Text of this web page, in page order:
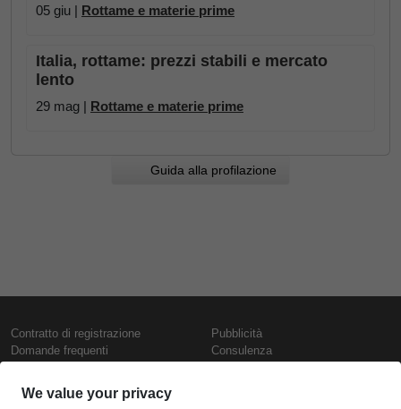
05 giu | Rottame e materie prime
Italia, rottame: prezzi stabili e mercato
lento
29 mag | Rottame e materie prime
Guida alla profilazione
Contratto di registrazione
Domande frequenti
Presentazione
Contattaci
Pubblicità
Consulenza